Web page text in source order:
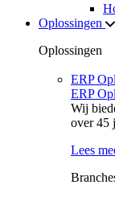
Oplossingen
Oplossingen
ERP
ERP
Wij
over 45
Lees